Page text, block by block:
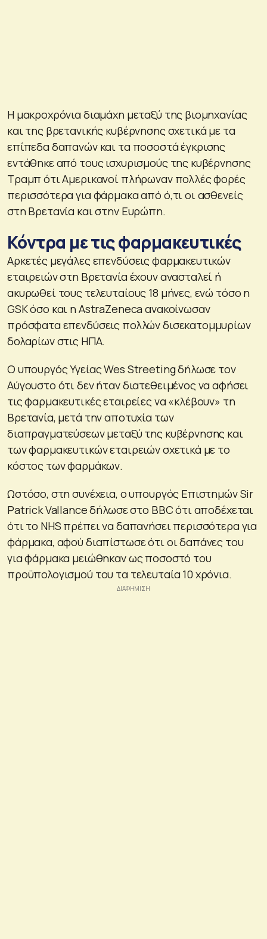
Η μακροχρόνια διαμάχη μεταξύ της βιομηχανίας
και της βρετανικής κυβέρνησης σχετικά με τα
επίπεδα δαπανών και τα ποσοστά έγκρισης
εντάθηκε από τους ισχυρισμούς της κυβέρνησης
Τραμπ ότι Αμερικανοί πλήρωναν πολλές φορές
περισσότερα για φάρμακα από ό,τι οι ασθενείς
στη Βρετανία και στην Ευρώπη.
Κόντρα με τις φαρμακευτικές
Αρκετές μεγάλες επενδύσεις φαρμακευτικών
εταιρειών στη Βρετανία έχουν ανασταλεί ή
ακυρωθεί τους τελευταίους 18 μήνες, ενώ τόσο η
GSK όσο και η AstraZeneca ανακοίνωσαν
πρόσφατα επενδύσεις πολλών δισεκατομμυρίων
δολαρίων στις ΗΠΑ.
Ο υπουργός Υγείας Wes Streeting δήλωσε τον
Αύγουστο ότι δεν ήταν διατεθειμένος να αφήσει
τις φαρμακευτικές εταιρείες να «κλέβουν» τη
Βρετανία, μετά την αποτυχία των
διαπραγματεύσεων μεταξύ της κυβέρνησης και
των φαρμακευτικών εταιρειών σχετικά με το
κόστος των φαρμάκων.
Ωστόσο, στη συνέχεια, ο υπουργός Επιστημών Sir
Patrick Vallance δήλωσε στο BBC ότι αποδέχεται
ότι το NHS πρέπει να δαπανήσει περισσότερα για
φάρμακα, αφού διαπίστωσε ότι οι δαπάνες του
για φάρμακα μειώθηκαν ως ποσοστό του
προϋπολογισμού του τα τελευταία 10 χρόνια.